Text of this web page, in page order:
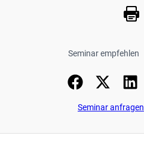
Seminar empfehlen
Seminar anfragen